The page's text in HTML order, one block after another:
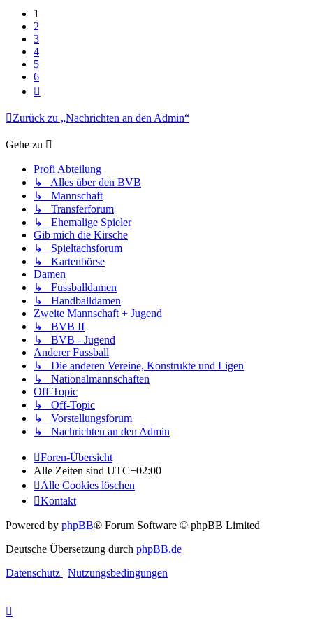
1
2
3
4
5
6
Zurück zu „Nachrichten an den Admin“
Gehe zu
Profi Abteilung
↳ Alles über den BVB
↳ Mannschaft
↳ Transferforum
↳ Ehemalige Spieler
Gib mich die Kirsche
↳ Spieltachsforum
↳ Kartenbörse
Damen
↳ Fussballdamen
↳ Handballdamen
Zweite Mannschaft + Jugend
↳ BVB II
↳ BVB - Jugend
Anderer Fussball
↳ Die anderen Vereine, Konstrukte und Ligen
↳ Nationalmannschaften
Off-Topic
↳ Off-Topic
↳ Vorstellungsforum
↳ Nachrichten an den Admin
Foren-Übersicht
Alle Zeiten sind UTC+02:00
Alle Cookies löschen
Kontakt
Powered by phpBB® Forum Software © phpBB Limited
Deutsche Übersetzung durch phpBB.de
Datenschutz | Nutzungsbedingungen